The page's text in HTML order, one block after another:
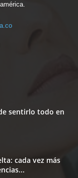
sentirlo todo en
cada vez más